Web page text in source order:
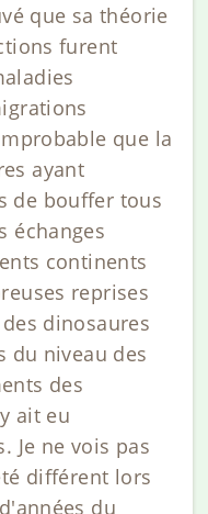
que sa théorie
furent
que la
ayant
de bouffer tous
échanges
continents
reprises
dinosaures
du niveau des
des
ait eu
Je ne vois pas
différent lors
du